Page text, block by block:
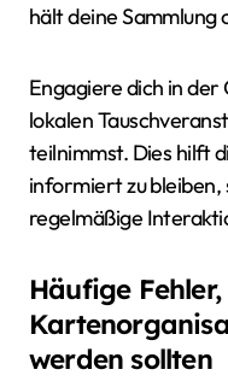
hält deine Sammlung
Engagiere dich in der
lokalen
teilnimmst. Dies hilft
informiert zu
regelmäßige
Häufige
werden sollten